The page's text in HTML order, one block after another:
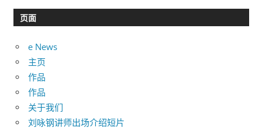
目页面
e News
主页
作品
作品
关于我们
刘咏钢讲师出场介绍短片